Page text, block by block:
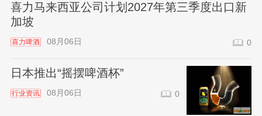
喜力马来西亚公司计划2027年第三季度出口新
加坡
喜力啤酒 08月06日 0
日本推出“摇摆啤酒杯”
行业资讯 08月06日 0